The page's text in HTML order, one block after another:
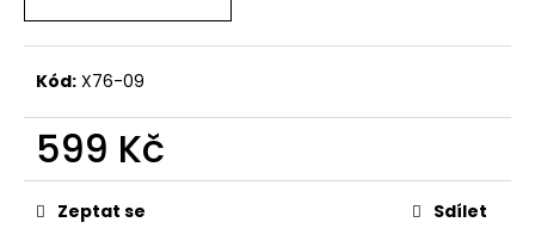
Kód: X76-09
599 Kč
Měrná
cena:Zeptat se Sdílet